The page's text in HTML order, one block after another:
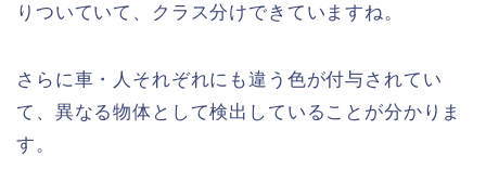
りついていて、クラス分けできていますね。
さらに車・人それぞれにも違う色が付与されてい
て、異なる物体として検出していることが分かりま
す。